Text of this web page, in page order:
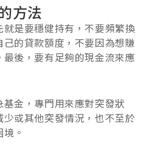
方法
是要穩健持有，不要頻繁換
的貸款額度，不要因為想賺
後，要有足夠的現金流來應
金，專門用來應對突發狀
或其他突發情況，也不至於
。